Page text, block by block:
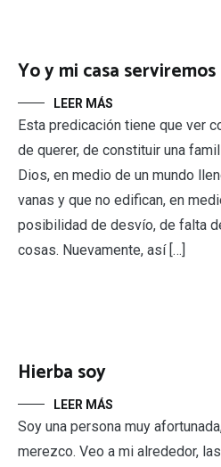
Yo y mi casa
LEER MÁS
Esta predicación tiene que ver
de querer, de constituir una
Dios, en medio de un mundo
vanas y que no edifican, en
posibilidad de desvío, de falta
cosas. Nuevamente, así […]
Hierba soy
LEER MÁS
Soy una persona muy
merezco. Veo a mi alrededor,